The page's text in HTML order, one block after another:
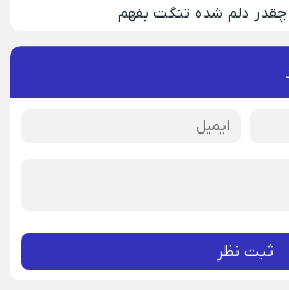
دلم شده تنگت بفهم
ثبت نظر